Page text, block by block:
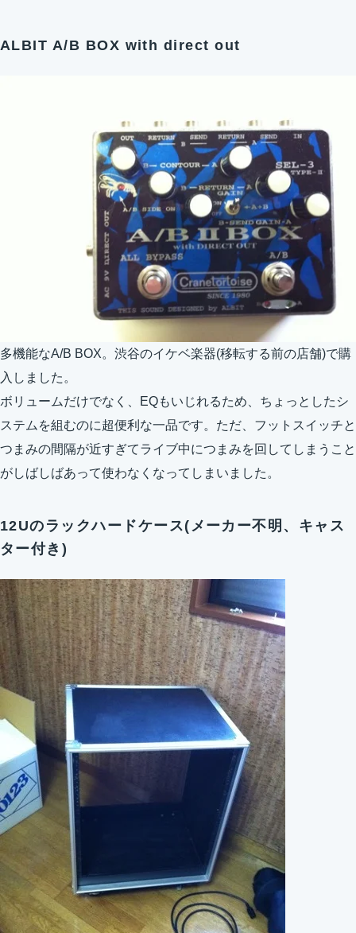
ALBIT A/B BOX with direct out
多機能なA/B BOX。渋谷のイケベ楽器(移転する前の店舗)で購
入しました。
ボリュームだけでなく、EQもいじれるため、ちょっとしたシ
ステムを組むのに超便利な一品です。ただ、フットスイッチと
つまみの間隔が近すぎてライブ中につまみを回してしまうこと
がしばしばあって使わなくなってしまいました。
12Uのラックハードケース(メーカー不明、キャス
ター付き)